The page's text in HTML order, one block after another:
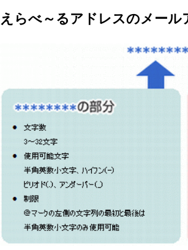
えらべ～るアドレスのメール